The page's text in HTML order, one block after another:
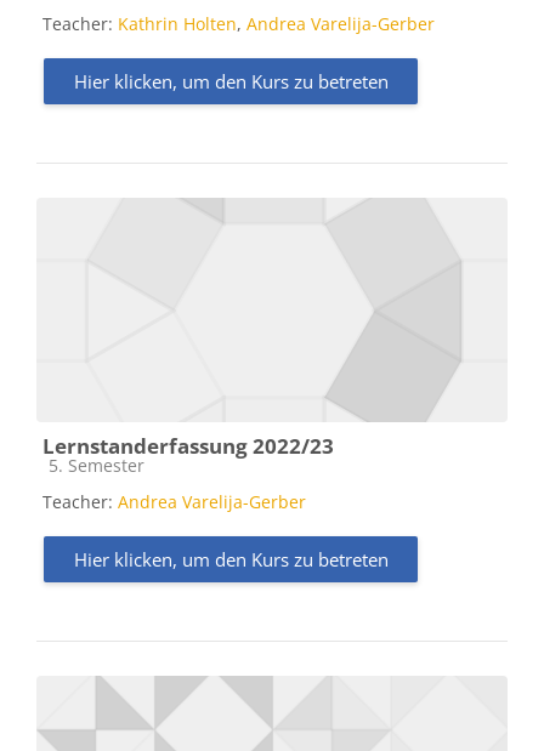
Teacher: Kathrin Holten, Andrea Varelija-Gerber
Hier klicken, um den Kurs zu betreten
Lernstanderfassung 2022/23
Kursbereich
5. Semester
Teacher: Andrea Varelija-Gerber
Hier klicken, um den Kurs zu betreten